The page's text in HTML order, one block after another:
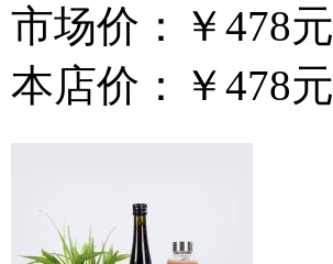
市场价：
￥478元
本店价：
￥478元